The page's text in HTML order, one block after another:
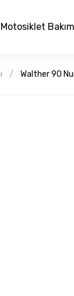
Motosiklet Bakım
Walther 90